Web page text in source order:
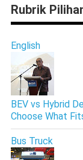
Rubrik
English
BEV vs Hybrid
Choose What
Bus Truck